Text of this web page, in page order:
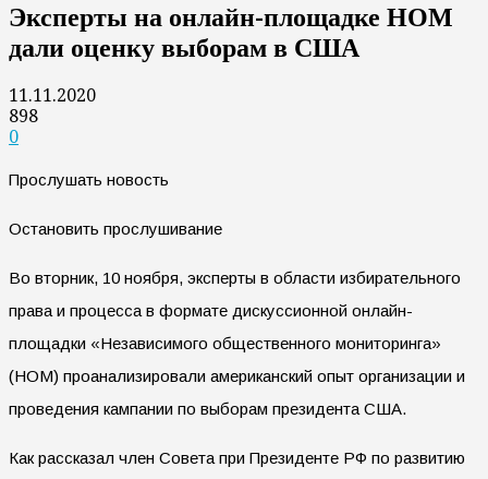
Эксперты на онлайн-площадке НОМ
дали оценку выборам в США
11.11.2020
898
0
Прослушать новость
Остановить прослушивание
Во вторник, 10 ноября, эксперты в области избирательного
права и процесса в формате дискуссионной онлайн-
площадки «Независимого общественного мониторинга»
(НОМ) проанализировали американский опыт организации и
проведения кампании по выборам президента США.
Как рассказал член Совета при Президенте РФ по развитию